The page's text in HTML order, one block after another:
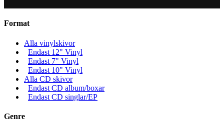
Format
Alla vinylskivor
Endast 12" Vinyl
Endast 7" Vinyl
Endast 10" Vinyl
Alla CD skivor
Endast CD album/boxar
Endast CD singlar/EP
Genre